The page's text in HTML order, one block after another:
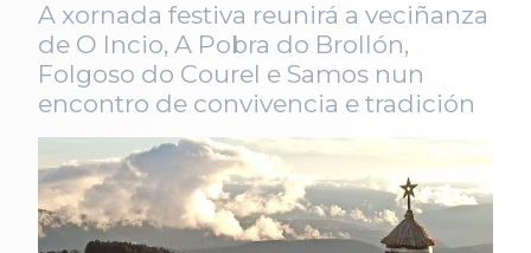
A xornada festiva reunirá a veciñanza
de O Incio, A Pobra do Brollón,
Folgoso do Courel e Samos nun
encontro de convivencia e tradición